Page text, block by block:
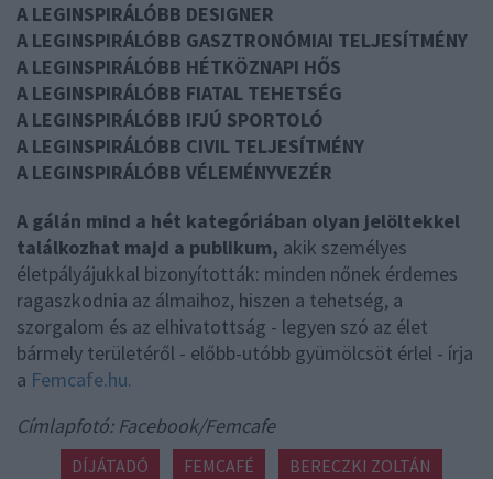
A LEGINSPIRÁLÓBB DESIGNER
A LEGINSPIRÁLÓBB GASZTRONÓMIAI TELJESÍTMÉNY
A LEGINSPIRÁLÓBB HÉTKÖZNAPI HŐS
A LEGINSPIRÁLÓBB FIATAL TEHETSÉG
A LEGINSPIRÁLÓBB IFJÚ SPORTOLÓ
A LEGINSPIRÁLÓBB CIVIL TELJESÍTMÉNY
A LEGINSPIRÁLÓBB VÉLEMÉNYVEZÉR
A gálán mind a hét kategóriában olyan jelöltekkel
találkozhat majd a publikum, akik személyes
életpályájukkal bizonyították: minden nőnek érdemes
ragaszkodnia az álmaihoz, hiszen a tehetség, a
szorgalom és az elhivatottság - legyen szó az élet
bármely területéről - előbb-utóbb gyümölcsöt érlel - írja
a Femcafe.hu.
Címlapfotó: Facebook/Femcafe
DÍJÁTADÓ FEMCAFÉ BERECZKI ZOLTÁN